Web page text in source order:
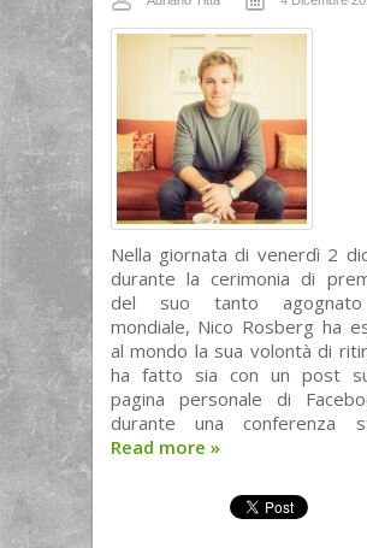
Nella giornata di venerdì 2
durante la cerimonia di
del suo tanto
mondiale, Nico Rosberg ha
al mondo la sua volontà di
ha fatto sia con un post
pagina personale di
durante una conferenza
Read more »